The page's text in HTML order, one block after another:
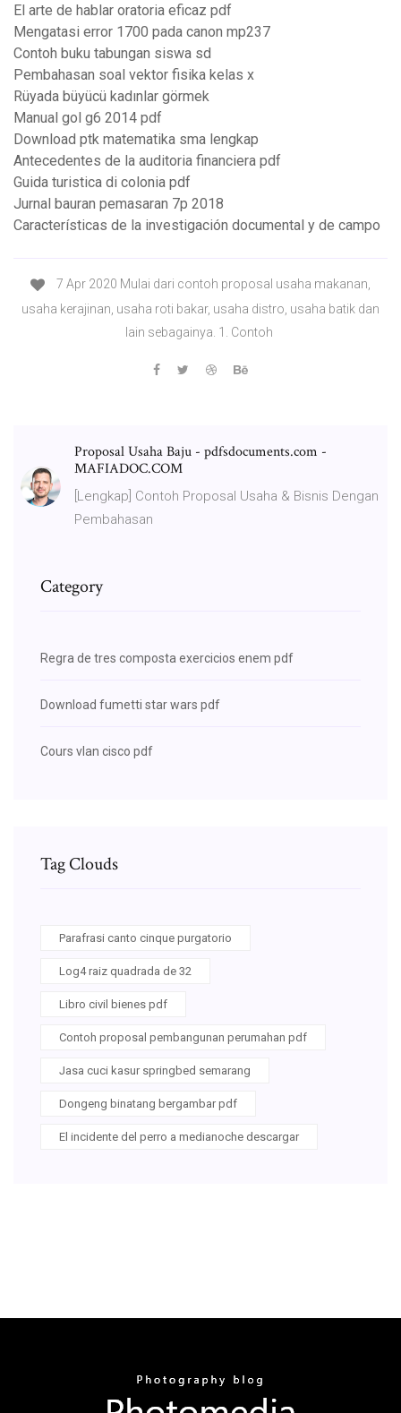
El arte de hablar oratoria eficaz pdf
Mengatasi error 1700 pada canon mp237
Contoh buku tabungan siswa sd
Pembahasan soal vektor fisika kelas x
Rüyada büyücü kadınlar görmek
Manual gol g6 2014 pdf
Download ptk matematika sma lengkap
Antecedentes de la auditoria financiera pdf
Guida turistica di colonia pdf
Jurnal bauran pemasaran 7p 2018
Características de la investigación documental y de campo
7 Apr 2020 Mulai dari contoh proposal usaha makanan,
usaha kerajinan, usaha roti bakar, usaha distro, usaha batik dan
lain sebagainya. 1. Contoh
Proposal Usaha Baju - pdfsdocuments.com -
MAFIADOC.COM
[Lengkap] Contoh Proposal Usaha & Bisnis Dengan
Pembahasan
Category
Regra de tres composta exercicios enem pdf
Download fumetti star wars pdf
Cours vlan cisco pdf
Tag Clouds
Parafrasi canto cinque purgatorio
Log4 raiz quadrada de 32
Libro civil bienes pdf
Contoh proposal pembangunan perumahan pdf
Jasa cuci kasur springbed semarang
Dongeng binatang bergambar pdf
El incidente del perro a medianoche descargar